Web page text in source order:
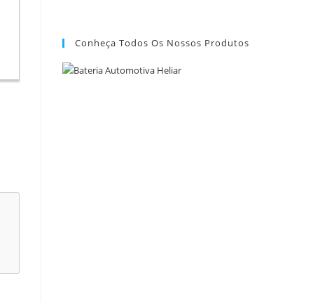
Conheça Todos Os Nossos Produtos